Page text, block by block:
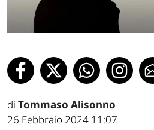
di Tommaso Alisonno
26 Febbraio 2024 11:07